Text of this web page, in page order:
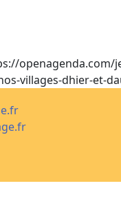
openagenda.com/
villages-dhier-et-